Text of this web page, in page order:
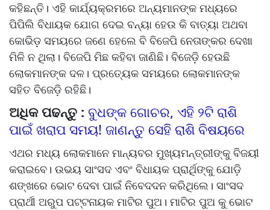
କହିଛନ୍ତି। ଏହି କାର୍ଯ୍ୟକ୍ରମରେ ଅନ୍ୟମାନଙ୍କ ମଧ୍ୟରେ
ପିପିଲି ବିଧାୟକ ଯୋଗ ଦେଇ ବନ୍ୟା ହେଉ କି ବାତ୍ୟା ଅଥବା
କୋଭିଡ଼ ସମୟରେ ଜଣେ ହେଲେ ବି ବିଜେପି ନେତାଙ୍କର ଦେଖା
ମିଳି ନ ଥିଲା। ବିଜେପି ମିଛ କହିବା ଜାଣିଛି। ବିଜେଡ଼ି ହେଉଛି
ଲୋକମାନଙ୍କ ଦଳ। ପ୍ରତ୍ୟେକ ସମୟରେ ଲୋକମାନଙ୍କ
ସହିତ ବିଜେଡ଼ି ରହିଛି।
ଅଧିକ ପଢନ୍ତୁ : ବୁଧଙ୍କ ଗୋଚର, ଏହି ୨ଟି ରାଶି
ପାଇଁ ଖରାପ ସମୟ! ଜାଣନ୍ତୁ ସେହି ରାଶି ବିଷୟରେ
ଏଥର ମଧ୍ୟ ଲୋକମାନେ ମାନ୍ୟବର ମୁଖ୍ୟମନ୍ତ୍ରୀଙ୍କୁ ବିଜୟୀ
କରାଇବେ। ଉଭୟ ସାଂସଦ ଏବଂ ବିଧାୟକ ପ୍ରାର୍ଥିଙ୍କୁ ଯୋଡ଼ି
ଶଙ୍ଖରେ ଭୋଟ ଦେବା ପାଇଁ ନିବେଦଦନ କରିଥିଲେ। ସାଂସଦ
ପ୍ରାର୍ଥୀ ଅରୁପ ପଟ୍ଟନାୟକ ମାଟିର ପୁଅ। ମାଟିର ପୁଅ କୁ ଭୋଟ